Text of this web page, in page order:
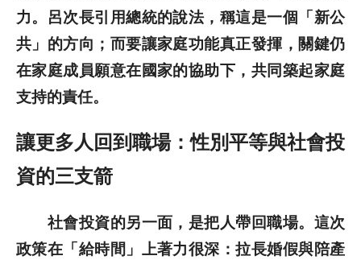
力。呂次長引用總統的說法，稱這是一個「新公
共」的方向；而要讓家庭功能真正發揮，關鍵仍
在家庭成員願意在國家的協助下，共同築起家庭
支持的責任。
讓更多人回到職場：性別平等與社會投
資的三支箭
社會投資的另一面，是把人帶回職場。這次
政策在「給時間」上著力很深：拉長婚假與陪產